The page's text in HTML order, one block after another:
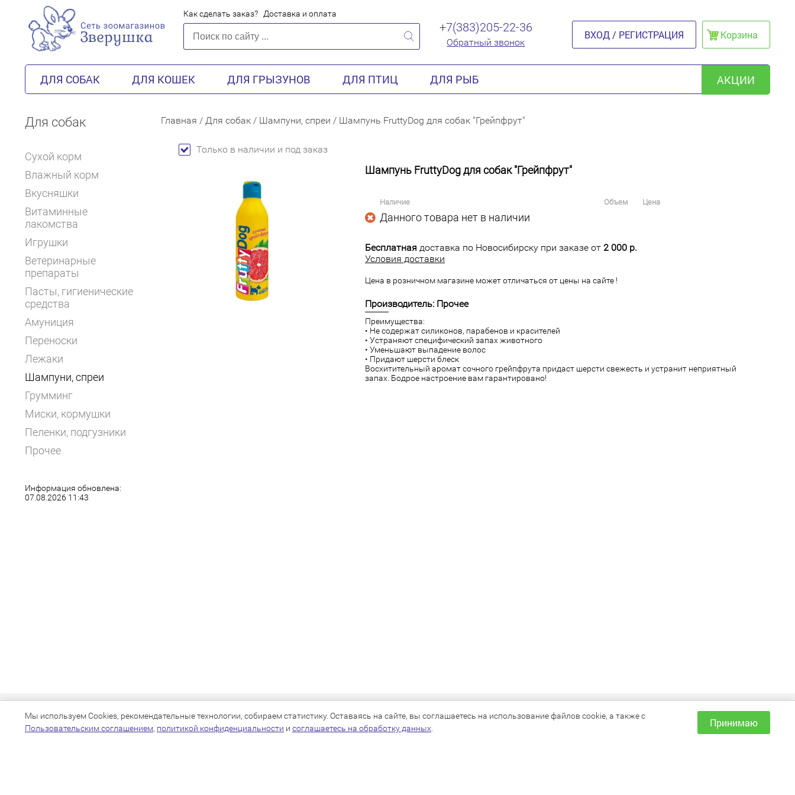
Как сделать заказ? Доставка и оплата
+7(383)205-22-36
Обратный звонок
ВХОД / РЕГИСТРАЦИЯ Корзина
ДЛЯ СОБАК ДЛЯ КОШЕК ДЛЯ ГРЫЗУНОВ ДЛЯ ПТИЦ ДЛЯ РЫБ АКЦИИ
Для собак
Сухой корм
Влажный корм
Вкусняшки
Витаминные
лакомства
Игрушки
Ветеринарные
препараты
Пасты, гигиенические
средства
Амуниция
Переноски
Лежаки
Шампуни, спреи
Грумминг
Миски, кормушки
Пеленки, подгузники
Прочее
Информация обновлена:
07.08.2026 11:43
Главная / Для собак / Шампуни, спреи / Шампунь FruttyDog для собак "Грейпфрут"
Только в наличии и под заказ
Шампунь FruttyDog для собак "Грейпфрут"
Наличие Объем Цена
Данного товара нет в наличии
Бесплатная доставка по Новосибирску при заказе от 2 000 р.
Условия доставки
Цена в розничном магазине может отличаться от цены на сайте !
Производитель: Прочее
Преимущества:
• Не содержат силиконов, парабенов и красителей
• Уcтpaняют cпeцифичecкий зaпax живoтнoгo
• Уменьшают выпадение волос
• Придают шерсти блеск
Восхитительный аромат сочного грейпфрута придаст шерсти свежесть и устранит неприятный
запах. Бодрое настроение вам гарантировано!
КАТАЛОГ
Для собак
ИНФОРМАЦИЯ
Как сделать заказ?
Мы используем Cookies, рекомендательные технологии, собираем статистику. Оставаясь на сайте, вы соглашаетесь на использование файлов cookie, а также с
Пользовательским соглашением, политикой конфиденциальности и соглашаетесь на обработку данных Принимаю